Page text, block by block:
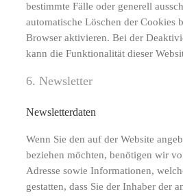
bestimmte Fälle oder generell
automatische Löschen der Cookies
Browser aktivieren. Bei der
kann die Funktionalität dieser
6. Newsletter
Newsletterdaten
Wenn Sie den auf der Website
beziehen möchten, benötigen wir
Adresse sowie Informationen,
gestatten, dass Sie der Inhaber der